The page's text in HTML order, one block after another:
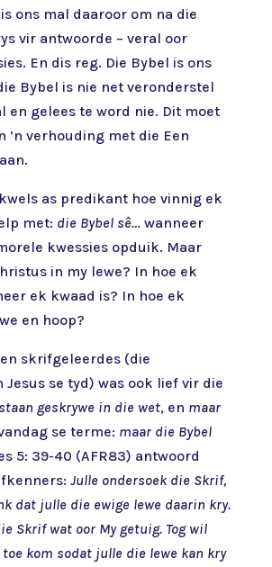
ons mal daaroor om na die
vir antwoorde – veral oor
En dis reg. Die Bybel is ons
Bybel is nie net veronderstel
en gelees te word nie. Dit moet
’n verhouding met die Een
as predikant hoe vinnig ek
met: die Bybel sê… wanneer
kwessies opduik. Maar
in my lewe? In hoe ek
ek kwaad is? In hoe ek
en hoop?
en skrifgeleerdes (die
Jesus se tyd) was ook lief vir die
geskrywe in die wet, en maar
se terme: maar die Bybel
5: 39-40 (AFR83) antwoord
Julle ondersoek die Skrif,
dat julle die ewige lewe daarin kry.
Skrif wat oor My getuig. Tog wil
kom sodat julle die lewe kan kry